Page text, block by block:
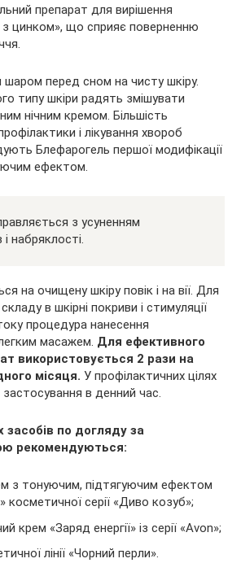
препарат для вирішення
цинком», що сприяє поверненню
шаром перед сном на чисту шкіру.
типу шкіри радять змішувати
нічним кремом. Більшість
і лікування хвороб
Блефарогель першої модифікації
ефектом.
з усуненням
і набряклості.
на очищену шкіру повік і на вії. Для
в шкірні покриви і стимуляції
процедура нанесення
масажем. Для ефективного
використовується 2 рази на
місяця. У профілактичних цілях
в денний час.
засобів по догляду за
рекомендуються:
з тонуючим, підтягуючим ефектом
косметичної серії «Диво козуб»;
крем «Заряд енергії» із серії «Avon»;
лінії «Чорний перли».